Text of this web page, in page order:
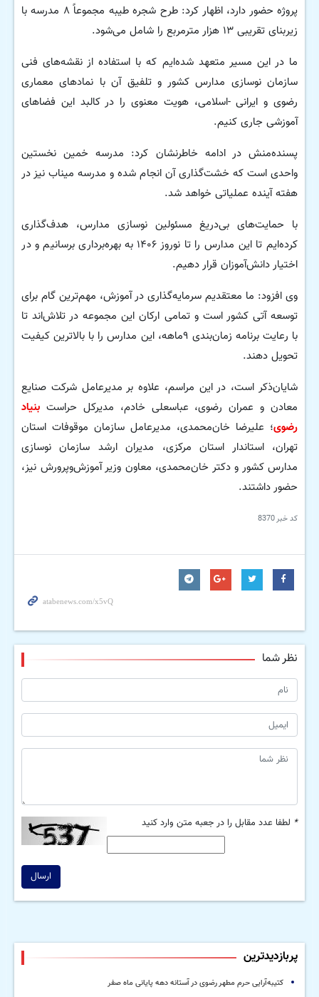
پروژه حضور دارد، اظهار کرد: طرح شجره طیبه مجموعاً ۸ مدرسه با
زیربنای تقریبی ۱۳ هزار مترمربع را شامل می‌شود.
ما در این مسیر متعهد شده‌ایم که با استفاده از نقشه‌های فنی
سازمان نوسازی مدارس کشور و تلفیق آن با نمادهای معماری
رضوی و ایرانی -اسلامی، هویت معنوی را در کالبد این فضاهای
آموزشی جاری کنیم.
پسنده‌منش در ادامه خاطرنشان کرد: مدرسه خمین نخستین
واحدی است که خشت‌گذاری آن انجام شده و مدرسه میناب نیز در
هفته آینده عملیاتی خواهد شد.
با حمایت‌های بی‌دریغ مسئولین نوسازی مدارس، هدف‌گذاری
کرده‌ایم تا این مدارس را تا نوروز ۱۴۰۶ به بهره‌برداری برسانیم و در
اختیار دانش‌آموزان قرار دهیم.
وی افزود: ما معتقدیم سرمایه‌گذاری در آموزش، مهم‌ترین گام برای
توسعه آتی کشور است و تمامی ارکان این مجموعه در تلاش‌اند تا
با رعایت برنامه زمان‌بندی ۹ماهه، این مدارس را با بالاترین کیفیت
تحویل دهند.
شایان‌ذکر است، در این مراسم، علاوه بر مدیرعامل شرکت صنایع
معادن و عمران رضوی، عباسعلی خادم، مدیرکل حراست بنیاد
رضوی؛ علیرضا خان‌محمدی، مدیرعامل سازمان موقوفات استان
تهران، استاندار استان مرکزی، مدیران ارشد سازمان نوسازی
مدارس کشور و دکتر خان‌محمدی، معاون وزیر آموزش‌وپرورش نیز،
حضور داشتند.
کد خبر8370
نظر شما
* لطفا عدد مقابل را در جعبه متن وارد کنید
ارسال
پربازدیدترین
کتیبه‌آرایی حرم مطهر رضوی در آستانه دهه پایانی ماه صفر